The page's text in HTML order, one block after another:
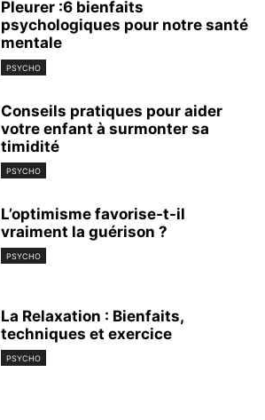
Pleurer :6 bienfaits
psychologiques pour notre santé
mentale
PSYCHO
Conseils pratiques pour aider
votre enfant à surmonter sa
timidité
PSYCHO
L’optimisme favorise-t-il
vraiment la guérison ?
PSYCHO
La Relaxation : Bienfaits,
techniques et exercice
PSYCHO